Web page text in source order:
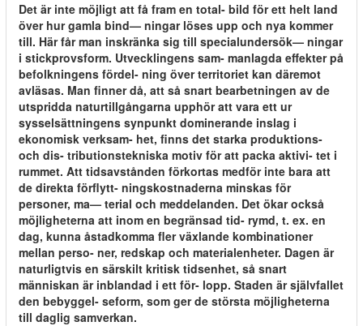
Det är inte möjligt att få fram en total- bild för ett helt land
över hur gamla bind— ningar löses upp och nya kommer
till. Här får man inskränka sig till specialundersök— ningar
i stickprovsform. Utvecklingens sam- manlagda effekter på
befolkningens fördel- ning över territoriet kan däremot
avläsas. Man finner då, att så snart bearbetningen av de
utspridda naturtillgångarna upphör att vara ett ur
sysselsättningens synpunkt dominerande inslag i
ekonomisk verksam- het, finns det starka produktions-
och dis- tributionstekniska motiv för att packa aktivi- tet i
rummet. Att tidsavstånden förkortas medför inte bara att
de direkta förflytt- ningskostnaderna minskas för
personer, ma— terial och meddelanden. Det ökar också
möjligheterna att inom en begränsad tid- rymd, t. ex. en
dag, kunna åstadkomma fler växlande kombinationer
mellan perso- ner, redskap och materialenheter. Dagen är
naturligtvis en särskilt kritisk tidsenhet, så snart
människan är inblandad i ett för- lopp. Staden är självfallet
den bebyggel- seform, som ger de största möjligheterna
till daglig samverkan.